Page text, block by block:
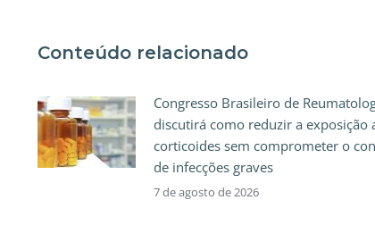
Conteúdo relacionado
Congresso Brasileiro de
discutirá como reduzir a exposição
corticoides sem comprometer o
de infecções graves
7 de agosto de 2026